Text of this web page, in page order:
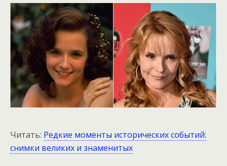
Читать: Редкие моменты исторических событий:
снимки великих и знаменитых